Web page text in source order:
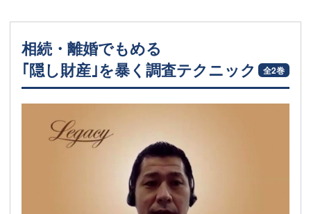
相続・離婚でもめる
｢隠し財産｣を暴く調査テクニック
全2巻